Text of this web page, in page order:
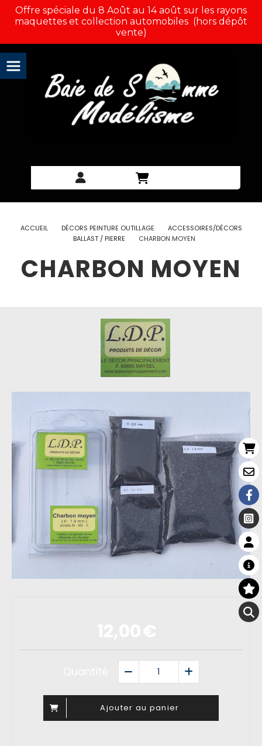
Offre spéciale du 8 Août au 14 août sur les rayons
maquettes et collection automobiles (hors dépôt
vente)
ACCUEIL DÉCORS PEINTURE OUTILLAGE
ACCESSOIRES/DÉCORS
BALLAST / PIERRE
CHARBON MOYEN
CHARBON MOYEN
Ajouter au panier
Panneau de gestion des cookies